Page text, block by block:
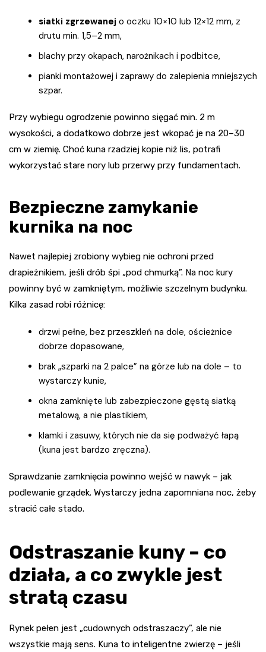
siatki zgrzewanej o oczku 10×10 lub 12×12 mm, z
drutu min. 1,5–2 mm,
blachy przy okapach, narożnikach i podbitce,
pianki montażowej i zaprawy do zalepienia mniejszych
szpar.
Przy wybiegu ogrodzenie powinno sięgać min. 2 m
wysokości, a dodatkowo dobrze jest wkopać je na 20–30
cm w ziemię. Choć kuna rzadziej kopie niż lis, potrafi
wykorzystać stare nory lub przerwy przy fundamentach.
Bezpieczne zamykanie
kurnika na noc
Nawet najlepiej zrobiony wybieg nie ochroni przed
drapieżnikiem, jeśli drób śpi „pod chmurką”. Na noc kury
powinny być w zamkniętym, możliwie szczelnym budynku.
Kilka zasad robi różnicę:
drzwi pełne, bez przeszkleń na dole, ościeżnice
dobrze dopasowane,
brak „szparki na 2 palce” na górze lub na dole – to
wystarczy kunie,
okna zamknięte lub zabezpieczone gęstą siatką
metalową, a nie plastikiem,
klamki i zasuwy, których nie da się podważyć łapą
(kuna jest bardzo zręczna).
Sprawdzanie zamknięcia powinno wejść w nawyk – jak
podlewanie grządek. Wystarczy jedna zapomniana noc, żeby
stracić całe stado.
Odstraszanie kuny – co
działa, a co zwykle jest
stratą czasu
Rynek pełen jest „cudownych odstraszaczy”, ale nie
wszystkie mają sens. Kuna to inteligentne zwierzę – jeśli